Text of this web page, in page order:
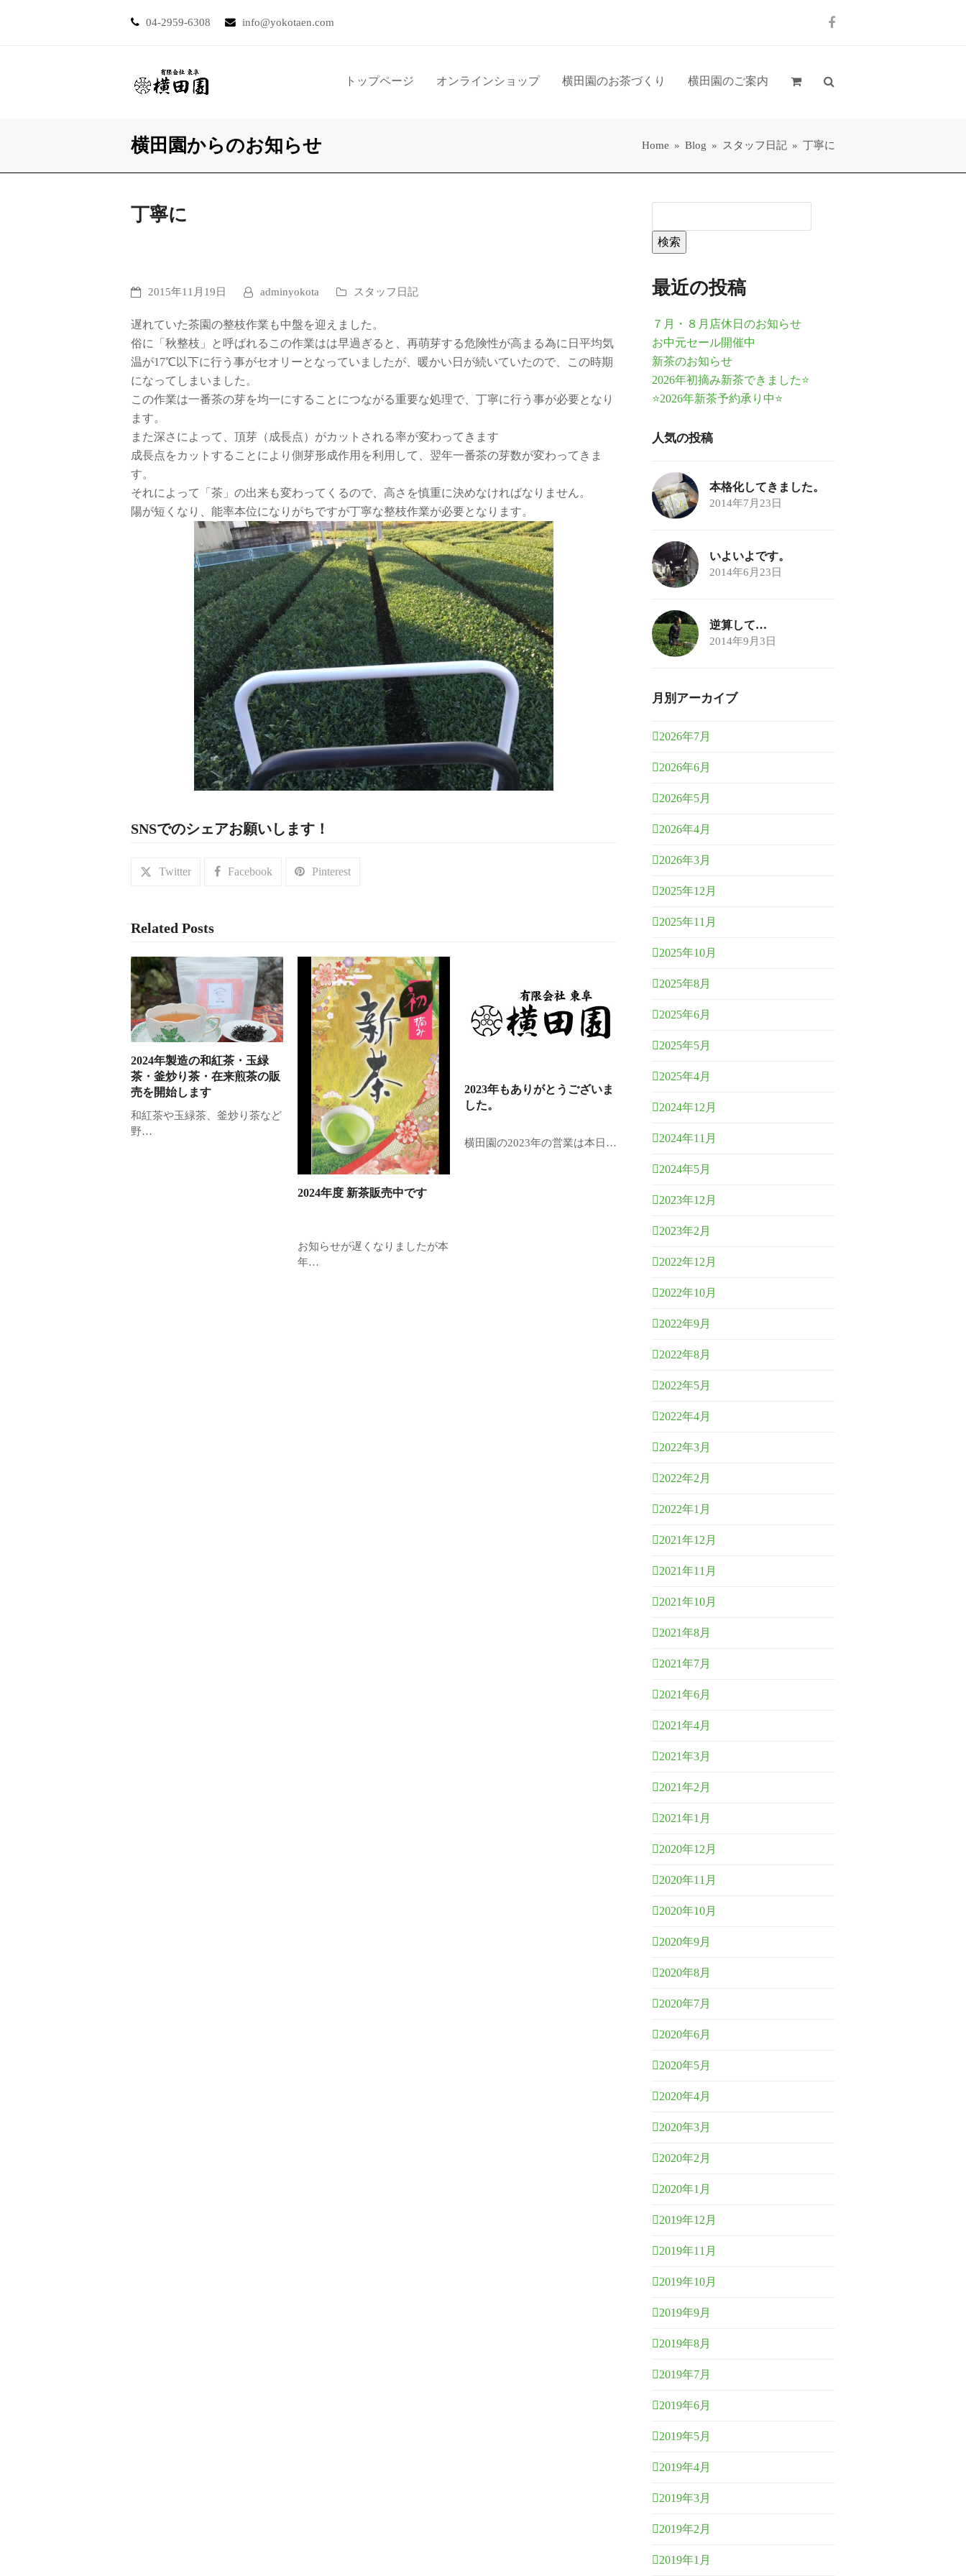
04-2959-6308 info@yokotaen.com Facebook
トップページ オンラインショップ 横田園のお茶づくり 横田園のご案内
横田園からのお知らせ Home » Blog » スタッフ日記 » 丁寧に
丁寧に
2015年11月19日 adminyokota スタッフ日記
遅れていた茶園の整枝作業も中盤を迎えました。
俗に「秋整枝」と呼ばれるこの作業はは早過ぎると、再萌芽する危険性が高まる為に日平均気
温が17℃以下に行う事がセオリーとなっていましたが、暖かい日が続いていたので、この時期
になってしまいました。
この作業は一番茶の芽を均一にすることにつながる重要な処理で、丁寧に行う事が必要となり
ます。
また深さによって、頂芽（成長点）がカットされる率が変わってきます
成長点をカットすることにより側芽形成作用を利用して、翌年一番茶の芽数が変わってきま
す。
それによって「茶」の出来も変わってくるので、高さを慎重に決めなければなりません。
陽が短くなり、能率本位になりがちですが丁寧な整枝作業が必要となります。
SNSでのシェアお願いします！
Twitter Facebook Pinterest
Related Posts
2024年製造の和紅茶・玉緑
茶・釜炒り茶・在来煎茶の販
売を開始します
和紅茶や玉緑茶、釜炒り茶など
野…
2024年度 新茶販売中です
お知らせが遅くなりましたが本
年…
2023年もありがとうございま
した。
横田園の2023年の営業は本日…
検索
最近の投稿
７月・８月店休日のお知らせ
お中元セール開催中
新茶のお知らせ
2026年初摘み新茶できました⭐
⭐2026年新茶予約承り中⭐
人気の投稿
本格化してきました。
2014年7月23日
いよいよです。
2014年6月23日
逆算して…
2014年9月3日
月別アーカイブ
2026年7月
2026年6月
2026年5月
2026年4月
2026年3月
2025年12月
2025年11月
2025年10月
2025年8月
2025年6月
2025年5月
2025年4月
2024年12月
2024年11月
2024年5月
2023年12月
2023年2月
2022年12月
2022年10月
2022年9月
2022年8月
2022年5月
2022年4月
2022年3月
2022年2月
2022年1月
2021年12月
2021年11月
2021年10月
2021年8月
2021年7月
2021年6月
2021年4月
2021年3月
2021年2月
2021年1月
2020年12月
2020年11月
2020年10月
2020年9月
2020年8月
2020年7月
2020年6月
2020年5月
2020年4月
2020年3月
2020年2月
2020年1月
2019年12月
2019年11月
2019年10月
2019年9月
2019年8月
2019年7月
2019年6月
2019年5月
2019年4月
2019年3月
2019年2月
2019年1月